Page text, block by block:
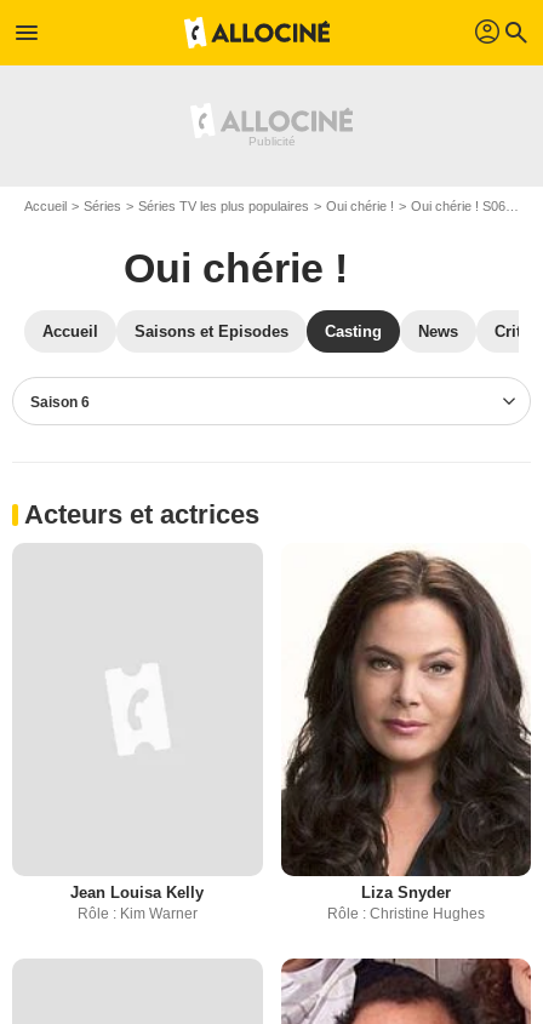
menu profil search
Accueil Séries Séries TV les plus populaires Oui chérie ! Oui chérie ! S06
Oui chérie !
Accueil Saisons et Episodes Casting News
Saison 6
Acteurs et actrices
Jean Louisa Kelly
Rôle : Kim Warner
Liza Snyder
Rôle : Christine Hughes